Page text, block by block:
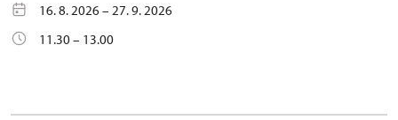
16. 8. 2026 – 27. 9. 2026
11.30 – 13.00